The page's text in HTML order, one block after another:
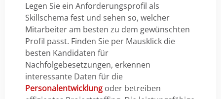
Legen Sie ein Anforderungsprofil als
Skillschema fest und sehen so, welcher
Mitarbeiter am besten zu dem gewünschten
Profil passt. Finden Sie per Mausklick die
besten Kandidaten für
Nachfolgebesetzungen, erkennen
interessante Daten für die
Personalentwicklung oder betreiben